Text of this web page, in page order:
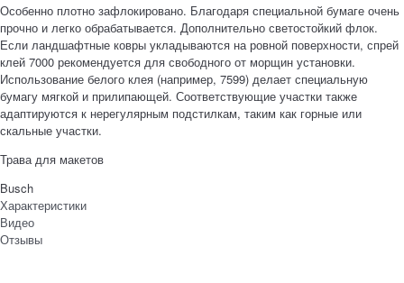
Особенно плотно зафлокировано. Благодаря специальной бумаге очень
прочно и легко обрабатывается. Дополнительно светостойкий флок.
Если ландшафтные ковры укладываются на ровной поверхности, спрей
клей 7000 рекомендуется для свободного от морщин установки.
Использование белого клея (например, 7599) делает специальную
бумагу мягкой и прилипающей. Соответствующие участки также
адаптируются к нерегулярным подстилкам, таким как горные или
скальные участки.
Трава для макетов
Busch
Характеристики
Видео
Отзывы